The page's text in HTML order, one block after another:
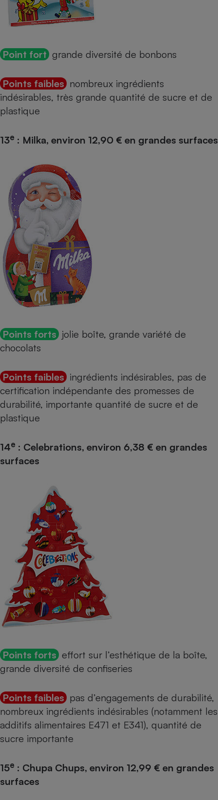
Point fort grande diversité de bonbons
Points faibles nombreux ingrédients
indésirables, très grande quantité de sucre et de
plastique
13e : Milka, environ 12,90 € en grandes surfaces
Points forts jolie boîte, grande variété de
chocolats
Points faibles ingrédients indésirables, pas de
certification indépendante des promesses de
durabilité, importante quantité de sucre et de
plastique
14e : Celebrations, environ 6,38 € en grandes
surfaces
Points forts effort sur l’esthétique de la boîte,
grande diversité de confiseries
Points faibles pas d’engagements de durabilité,
nombreux ingrédients indésirables (notamment les
additifs alimentaires E471 et E341), quantité de
sucre importante
15e : Chupa Chups, environ 12,99 € en grandes
surfaces